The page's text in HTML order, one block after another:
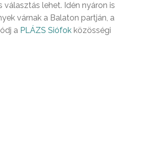
választás lehet. Idén nyáron is
várnak a Balaton partján, a
a PLÁZS Siófok közösségi